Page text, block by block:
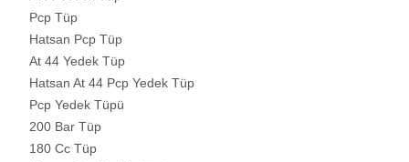
Pcp Tüp
Hatsan Pcp Tüp
At 44 Yedek Tüp
Hatsan At 44 Pcp Yedek Tüp
Pcp Yedek Tüpü
200 Bar Tüp
180 Cc Tüp